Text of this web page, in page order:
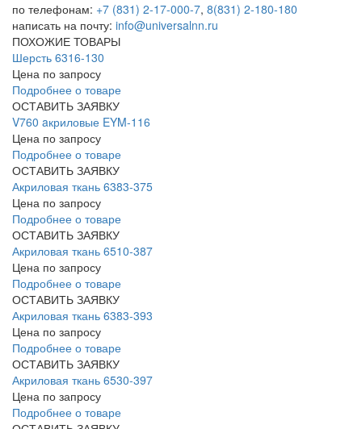
по телефонам: +7 (831) 2-17-000-7, 8(831) 2-180-180
написать на почту: info@universalnn.ru
ПОХОЖИЕ ТОВАРЫ
Шерсть 6316-130
Цена по запросу
Подробнее о товаре
ОСТАВИТЬ ЗАЯВКУ
V760 aкриловые EYM-116
Цена по запросу
Подробнее о товаре
ОСТАВИТЬ ЗАЯВКУ
Акриловая ткань 6383-375
Цена по запросу
Подробнее о товаре
ОСТАВИТЬ ЗАЯВКУ
Акриловая ткань 6510-387
Цена по запросу
Подробнее о товаре
ОСТАВИТЬ ЗАЯВКУ
Акриловая ткань 6383-393
Цена по запросу
Подробнее о товаре
ОСТАВИТЬ ЗАЯВКУ
Акриловая ткань 6530-397
Цена по запросу
Подробнее о товаре